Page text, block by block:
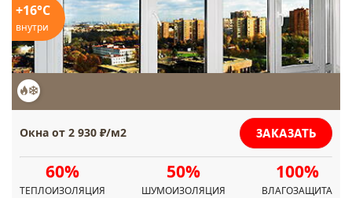
+16°C
внутри
Окна от 2 930 ₽/м2 ЗАКАЗАТЬ
60%
ТЕПЛОИЗОЛЯЦИЯ
50%
ШУМОИЗОЛЯЦИЯ
100%
ВЛАГОЗАЩИТА